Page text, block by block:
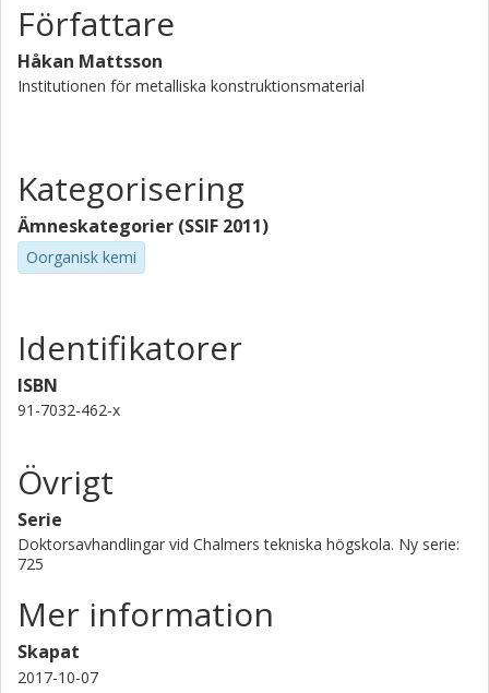
Författare
Håkan Mattsson
Institutionen för metalliska konstruktionsmaterial
Kategorisering
Ämneskategorier (SSIF 2011)
Oorganisk kemi
Identifikatorer
ISBN
91-7032-462-x
Övrigt
Serie
Doktorsavhandlingar vid Chalmers tekniska högskola. Ny serie:
725
Mer information
Skapat
2017-10-07